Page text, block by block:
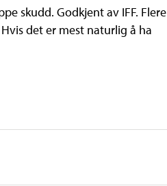
skudd. Godkjent av IFF. Flere
det er mest naturlig å ha